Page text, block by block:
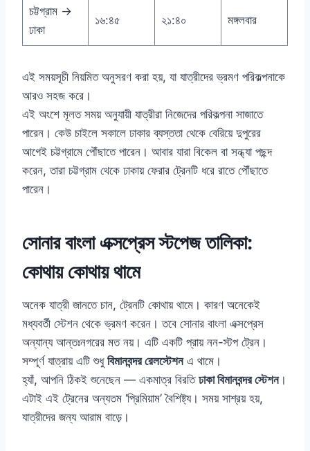
চট্টগ্রাম →
ঢাকা
১৬:৪৫ ২১:৪০ মঙ্গলবার
এই সময়সূচী নিয়মিত অনুসরণ করা হয়, যা যাত্রীদের ভ্রমণ পরিকল্পনাকে
আরও সহজ করে।
এই অংশে মূলত সময় অনুযায়ী যাত্রীরা নিজেদের পরিকল্পনা সাজাতে
পারেন। কেউ চাইলে সকালে ঢাকার ব্যস্ততা থেকে বেরিয়ে দুপুরের
আগেই চট্টগ্রামে পৌঁছাতে পারেন। আবার যারা বিকেল বা সন্ধ্যা পছন্দ
করেন, তারা চট্টগ্রাম থেকে ঢাকায় ফেরার ট্রেনটি ধরে রাতে পৌঁছাতে
পারেন।
সোনার বাংলা এক্সপ্রেস স্টপেজ তালিকা:
কোথায় কোথায় থামে
অনেক যাত্রী জানতে চান, ট্রেনটি কোথায় থামে। কারণ অনেকেই
মধ্যবর্তী স্টেশন থেকে ভ্রমণ করেন। তবে সোনার বাংলা এক্সপ্রেস
অন্যান্য আন্তঃনগরের মত নয়। এটি একটি প্রায় নন-স্টপ ট্রেন।
সম্পূর্ণ যাত্রায় এটি শুধু বিমানবন্দর রেলস্টেশনএ থামে।
হ্যাঁ, আপনি ঠিকই শুনেছেন — একমাত্র বিরতি ঢাকা বিমানবন্দর স্টেশন।
এটাই এই ট্রেনের অন্যতম ‘প্রিমিয়াম’ বৈশিষ্ট্য। সময় সাশ্রয় হয়,
যাত্রীদের জন্য আরাম বাড়ে।